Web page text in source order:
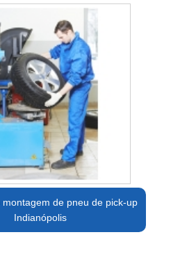
de pneu de pick-up
Indianópolis